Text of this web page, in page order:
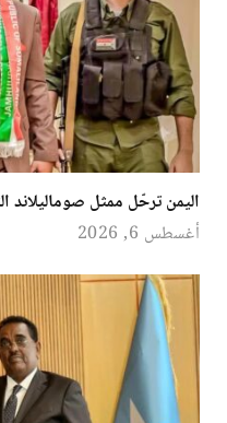
اليمن ترحّل ممثل صوماليلاند
أغسطس 6, 2026